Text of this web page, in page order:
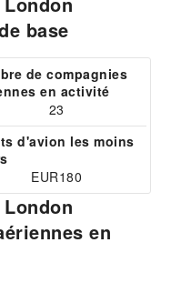
base
de compagnies
en activité
23
d'avion les moins
EUR180
en